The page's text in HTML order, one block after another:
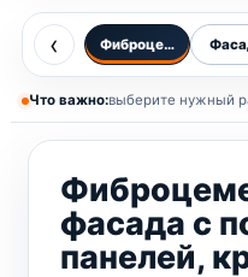
‹ Фиброцемент
Что важно:выберите нужный
фасада с
панелей,